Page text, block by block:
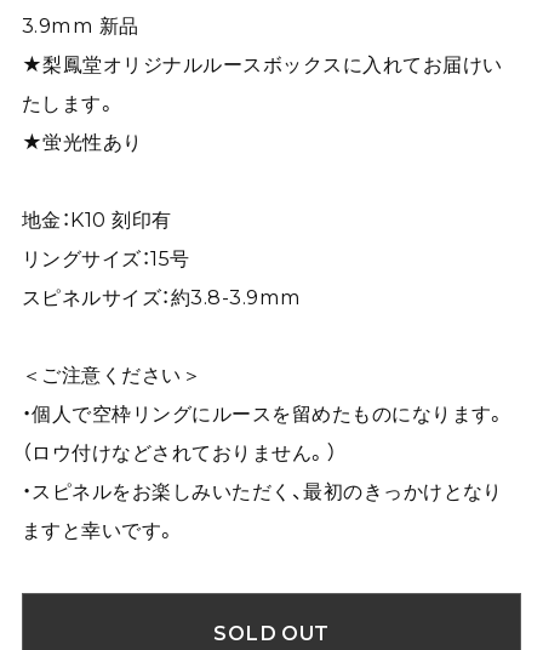
3.9mm 新品
★梨鳳堂オリジナルルースボックスに入れてお届けい
たします。
★蛍光性あり
地金：K10 刻印有
リングサイズ：15号
スピネルサイズ：約3.8-3.9mm
＜ご注意ください＞
・個人で空枠リングにルースを留めたものになります。
（ロウ付けなどされておりません。）
・スピネルをお楽しみいただく、最初のきっかけとなり
ますと幸いです。
SOLD OUT